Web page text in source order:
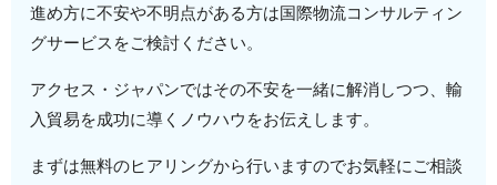
進め方に不安や不明点がある方は国際物流コンサルティン
グサービスをご検討ください。
アクセス・ジャパンではその不安を一緒に解消しつつ、輸
入貿易を成功に導くノウハウをお伝えします。
まずは無料のヒアリングから行いますのでお気軽にご相談